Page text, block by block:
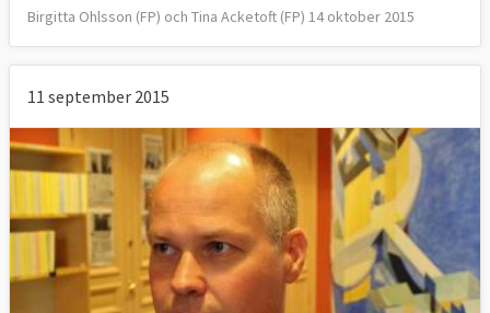
Birgitta Ohlsson (FP) och Tina Acketoft (FP) 14 oktober 2015
11 september 2015